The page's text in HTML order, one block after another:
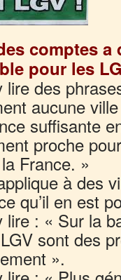
comptes
pour les
lire des
aucune
suffisante
proche
France. »
à des
qu’il en est
lire : « Sur la
sont des
».